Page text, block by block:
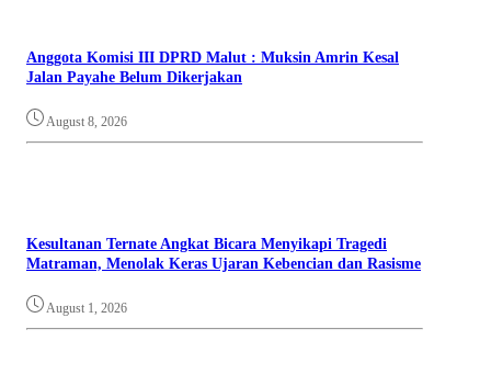
Anggota Komisi III DPRD Malut : Muksin Amrin Kesal
Jalan Payahe Belum Dikerjakan
August 8, 2026
Kesultanan Ternate Angkat Bicara Menyikapi Tragedi
Matraman, Menolak Keras Ujaran Kebencian dan Rasisme
August 1, 2026